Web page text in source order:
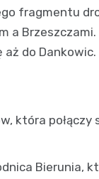
fragmentu
a
do
która
Bierunia,